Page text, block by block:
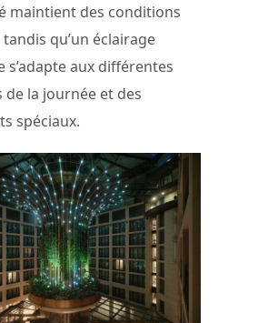
maintient des conditions
qu’un éclairage
s’adapte aux différentes
de la journée et des
spéciaux.